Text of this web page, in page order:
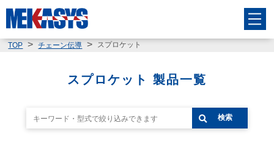
TOP チェーン伝導 スプロケット
スプロケット 製品一覧
検索